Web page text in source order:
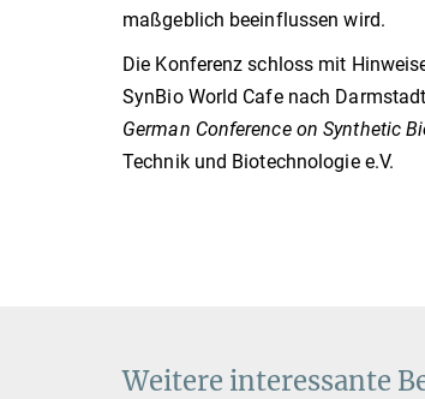
maßgeblich beeinflussen wird.
Die Konferenz schloss mit
SynBio World Cafe nach
German Conference on Synthetic
Technik und Biotechnologie e.V.
Weitere interessante